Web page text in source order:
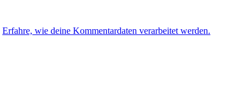
Erfahre, wie deine Kommentardaten verarbeitet werden.